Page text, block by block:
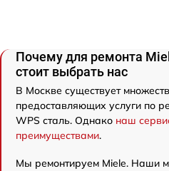
Почему для ремонта
стоит выбрать нас
В Москве существует
предоставляющих услуги по
WPS сталь. Однако наш
преимуществами.
Мы ремонтируем Miele. Наши